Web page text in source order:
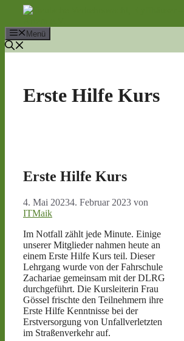
springenMenü
Erste Hilfe Kurs
Erste Hilfe Kurs
4. Mai 20234. Februar 2023 von
ITMaik
Im Notfall zählt jede Minute. Einige
unserer Mitglieder nahmen heute an
einem Erste Hilfe Kurs teil. Dieser
Lehrgang wurde von der Fahrschule
Zachariae gemeinsam mit der DLRG
durchgeführt. Die Kursleiterin Frau
Gössel frischte den Teilnehmern ihre
Erste Hilfe Kenntnisse bei der
Erstversorgung von Unfallverletzten
im Straßenverkehr auf.